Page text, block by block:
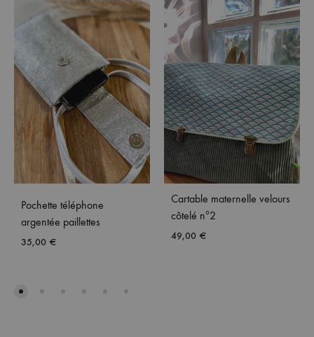
Pochette téléphone
argentée paillettes
35,00 €
Cartable maternelle velours
côtelé nº2
49,00 €